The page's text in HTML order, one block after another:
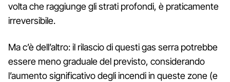
volta che raggiunge gli strati profondi, è praticamente
irreversibile.
Ma c’è dell’altro: il rilascio di questi gas serra potrebbe
essere meno graduale del previsto, considerando
l’aumento significativo degli incendi in queste zone (e